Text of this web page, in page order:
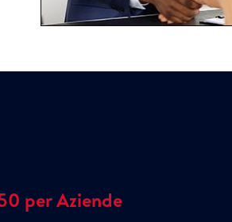
per Aziende